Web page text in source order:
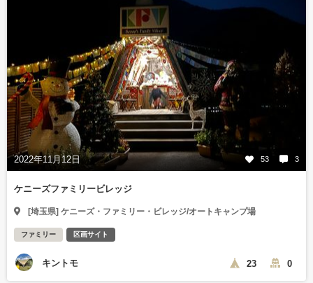
2022年11月12日 53 3
ケニーズファミリービレッジ
[埼玉県] ケニーズ・ファミリー・ビレッジ/オートキャンプ場
ファミリー 区画サイト
キントモ 23 0